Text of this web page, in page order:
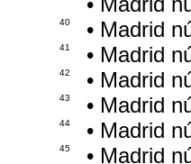
40 • Madrid
41 • Madrid
42 • Madrid
43 • Madrid
44 • Madrid
45 • Madrid